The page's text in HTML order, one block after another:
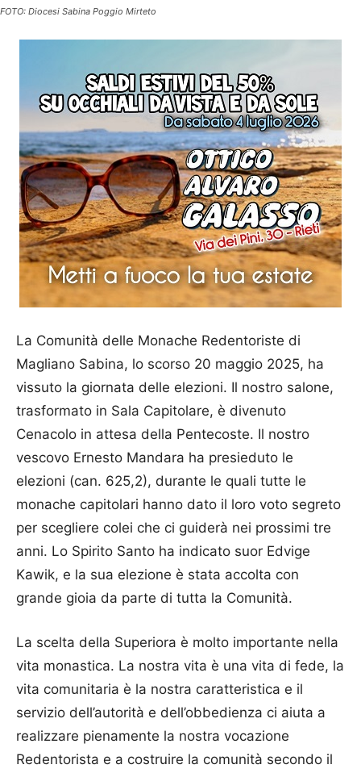
FOTO: Diocesi Sabina Poggio Mirteto
La Comunità delle Monache Redentoriste di
Magliano Sabina, lo scorso 20 maggio 2025, ha
vissuto la giornata delle elezioni. Il nostro salone,
trasformato in Sala Capitolare, è divenuto
Cenacolo in attesa della Pentecoste. Il nostro
vescovo Ernesto Mandara ha presieduto le
elezioni (can. 625,2), durante le quali tutte le
monache capitolari hanno dato il loro voto segreto
per scegliere colei che ci guiderà nei prossimi tre
anni. Lo Spirito Santo ha indicato suor Edvige
Kawik, e la sua elezione è stata accolta con
grande gioia da parte di tutta la Comunità.
La scelta della Superiora è molto importante nella
vita monastica. La nostra vita è una vita di fede, la
vita comunitaria è la nostra caratteristica e il
servizio dell’autorità e dell’obbedienza ci aiuta a
realizzare pienamente la nostra vocazione
Redentorista e a costruire la comunità secondo il